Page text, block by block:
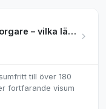
Visum för svenska medborgare – vilka länder kräver det?
till över 180
fortfarande visum